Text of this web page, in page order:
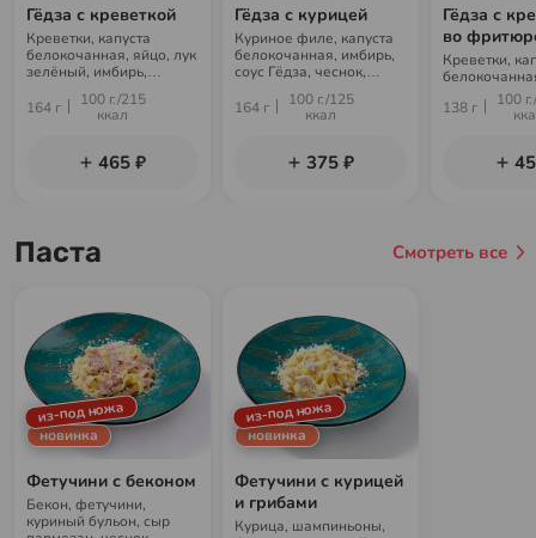
Гёдза с креветкой
Креветки, капуста
белокочанная, яйцо, лук
зелёный, имбирь,
соус Гёдза
164 г
100 г./215
ккал
465 ₽
Гёдза с курицей
Куриное филе, капуста
белокочанная, имбирь,
соус Гёдза, чеснок,
164 г
100 г./125
ккал
375 ₽
Гёдза с
во
Креветки,
зелёный,
чеснок,
138 г
100
Паста Смотреть все
из-под ножа
новинка
Фетучини с беконом
Бекон, фетучини,
куриный бульон, сыр
из-под ножа
новинка
Фетучини с курицей
и грибами
Курица, шампиньоны,